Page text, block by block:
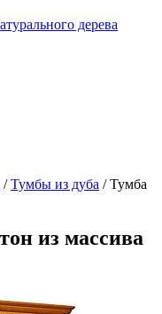
дерева
/Тумбы из дуба / Тумба
из массива